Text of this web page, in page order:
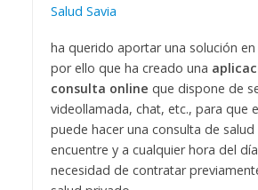
Salud Savia
ha querido aportar una solución en
por ello que ha creado una
consulta online que dispone de
videollamada, chat, etc., para que
puede hacer una consulta de
encuentre y a cualquier hora del
necesidad de contratar